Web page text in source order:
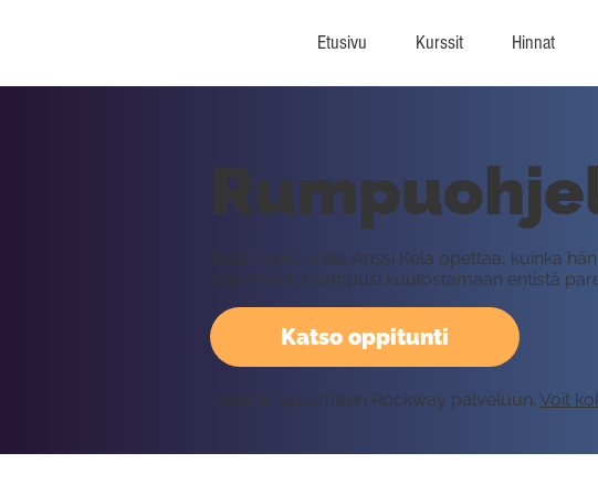
Etusivu Kurssit Hinnat
Katso oppitunti
Tällä oppitunnilla Anssi Kela opettaa, kuinka
ohjelmoidut rumpusi kuulostamaan entistä
Vaatii kirjautumisen Rockway palveluun. Voit